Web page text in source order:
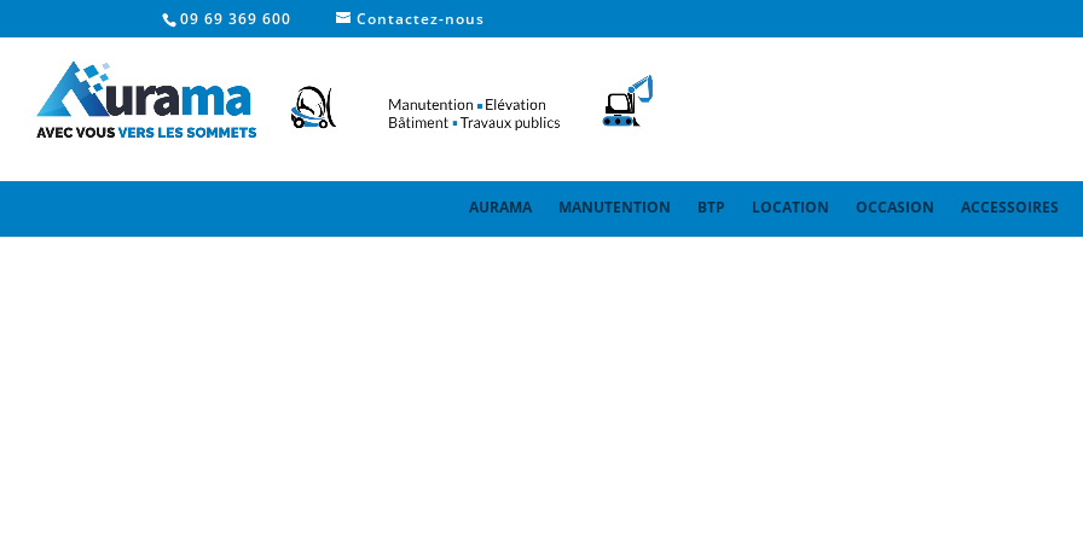
09 69 369 600 Contactez-nous
AURAMA MANUTENTION BTP LOCATION OCCASION ACCESSOIRES